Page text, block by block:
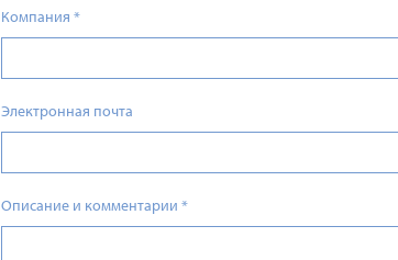
Компания *
Электронная почта
Описание и комментарии *